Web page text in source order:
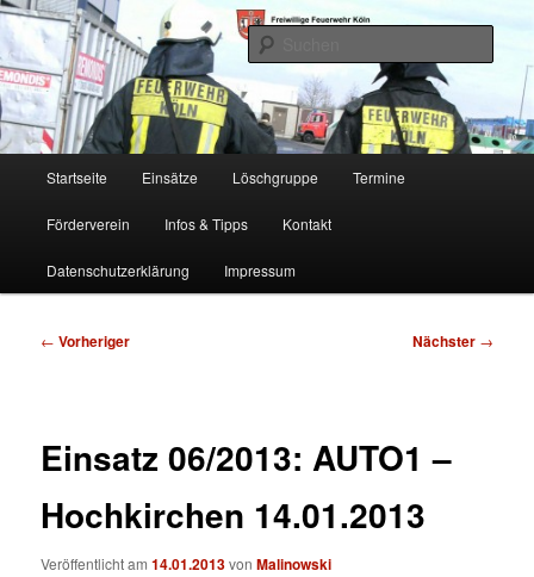
Zum
primären
Inhalt
springenFF Köln, LG RD
Freiwillige Feuerwehr Köln, Löschgruppe Rodenkirchen
Startseite Einsätze Löschgruppe Termine
Förderverein Infos & Tipps Kontakt
Datenschutzerklärung Impressum
Beitragsnavigation
← Vorheriger Nächster →
Einsatz 06/2013: AUTO1 –
Hochkirchen 14.01.2013
Veröffentlicht am14.01.2013vonMalinowski